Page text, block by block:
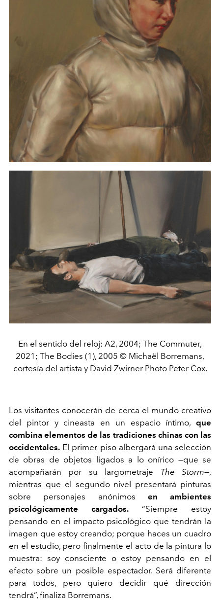
En el sentido del reloj: A2, 2004; The Commuter,
2021; The Bodies (1), 2005 © Michaël Borremans,
cortesía del artista y David Zwirner Photo Peter Cox.
Los visitantes conocerán de cerca el mundo creativo
del pintor y cineasta en un espacio íntimo, que
combina elementos de las tradiciones chinas con las
occidentales. El primer piso albergará una selección
de obras de objetos ligados a lo onírico —que se
acompañarán por su largometraje The Storm—,
mientras que el segundo nivel presentará pinturas
sobre personajes anónimos en ambientes
psicológicamente cargados. “Siempre estoy
pensando en el impacto psicológico que tendrán la
imagen que estoy creando; porque haces un cuadro
en el estudio, pero finalmente el acto de la pintura lo
muestra: soy consciente o estoy pensando en el
efecto sobre un posible espectador. Será diferente
para todos, pero quiero decidir qué dirección
tendrá”, finaliza Borremans.